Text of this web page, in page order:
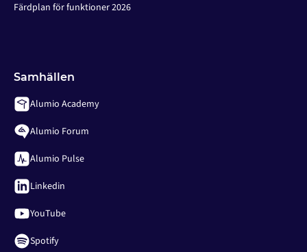
Färdplan för funktioner 2026
Samhällen
Alumio Academy
Alumio Forum
Alumio Pulse
Linkedin
YouTube
Spotify